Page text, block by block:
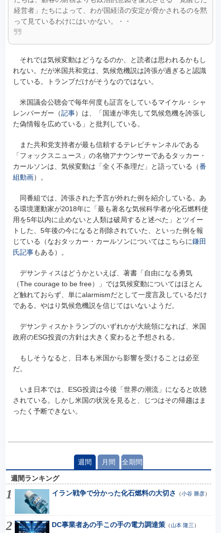
経営者」たちによって、わが国経済の安定が脅かされるのを黙
って見ているわけにはいかない。・・
それでは気候変動はどうなるのか、と読者は思われるかもし
れない。だが米国共和党は、気候危機説は誇張が過ぎると認識
している。トランプだけがそうなのではない。
米国議会公聴会で毎年何度も証言をしているマイケル・シャ
レンバーガー（記事）は、「国連が率先して気候危機を誇張し
た偽情報を広めている」と批判している。
また共和党支持者が最も信頼するテレビチャンネルである
「フォックスニュース」の名物アナウンサーであるタッカー・
カールソンは、気候変動は「全く不条理だ」と語っている（番
組動画）。
同番組では、誇張された予言が外れた例を紹介している。あ
る環境運動家が2018年に「最も著名な気候科学者が化石燃料使
用を5年以内に止めないと人類は破局すると述べた」とツイー
トした、5年後の今になると削除されていた、といった例を報
じている（なおタッカー・カールソンについてはこちらに鎌田
氏記事もある）。
デサンティスはどうかといえば、著書「自由になる勇気
（The courage to be free）」では気候変動についてはほとん
ど触れておらず、単にalarmismだとして一度言及しているだけ
である。やはり気候危機説を信じてはいないようだ。
デサンティスかトランプのいずれかが大統領になれば、米国
政府のESG投資の方針は大きく変わると予想される。
もしそうなると、日本も米国から影響を受けることは必至
だ。
いま日本では、ESG投資は今後「世界の潮流」になると吹聴
されている。しかし米国の状況を見ると、じつはその帰趨はま
ったく予断できない。
週間 月間 全期間
週間ランキング
イラン戦争で分かった化石燃料の大切さ
（小谷 勝彦）
DC事業者あの手この手の電力調達策（山本 隆三 ）